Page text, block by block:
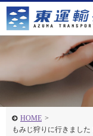
HOME >
もみじ狩りに行きまし